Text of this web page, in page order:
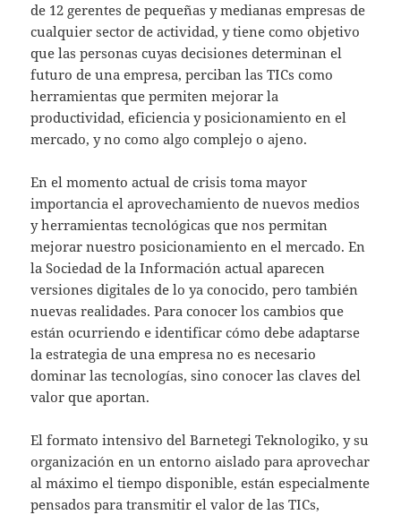
de 12 gerentes de pequeñas y medianas empresas de
cualquier sector de actividad, y tiene como objetivo
que las personas cuyas decisiones determinan el
futuro de una empresa, perciban las TICs como
herramientas que permiten mejorar la
productividad, eficiencia y posicionamiento en el
mercado, y no como algo complejo o ajeno.
En el momento actual de crisis toma mayor
importancia el aprovechamiento de nuevos medios
y herramientas tecnológicas que nos permitan
mejorar nuestro posicionamiento en el mercado. En
la Sociedad de la Información actual aparecen
versiones digitales de lo ya conocido, pero también
nuevas realidades. Para conocer los cambios que
están ocurriendo e identificar cómo debe adaptarse
la estrategia de una empresa no es necesario
dominar las tecnologías, sino conocer las claves del
valor que aportan.
El formato intensivo del Barnetegi Teknologiko, y su
organización en un entorno aislado para aprovechar
al máximo el tiempo disponible, están especialmente
pensados para transmitir el valor de las TICs,